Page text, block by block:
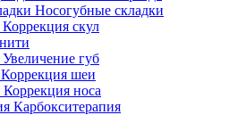
Носогубные складки
Коррекция скул
Увеличение губ
Коррекция шеи
Коррекция носа
Карбокситерапия